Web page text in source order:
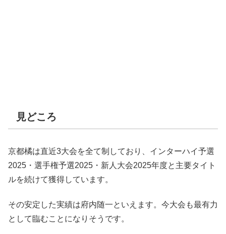
見どころ
京都橘は直近3大会を全て制しており、インターハイ予選
2025・選手権予選2025・新人大会2025年度と主要タイト
ルを続けて獲得しています。
その安定した実績は府内随一といえます。今大会も最有力
として臨むことになりそうです。